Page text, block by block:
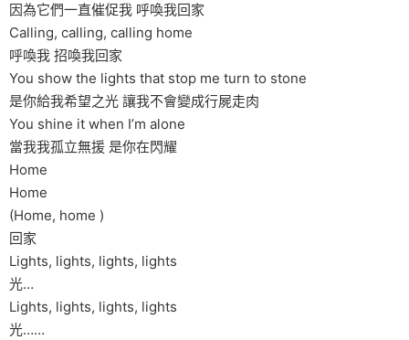
因為它們一直催促我 呼喚我回家
Calling, calling, calling home
呼喚我 招喚我回家
You show the lights that stop me turn to stone
是你給我希望之光 讓我不會變成行屍走肉
You shine it when I’m alone
當我我孤立無援 是你在閃耀
Home
Home
(Home, home )
回家
Lights, lights, lights, lights
光…
Lights, lights, lights, lights
光……